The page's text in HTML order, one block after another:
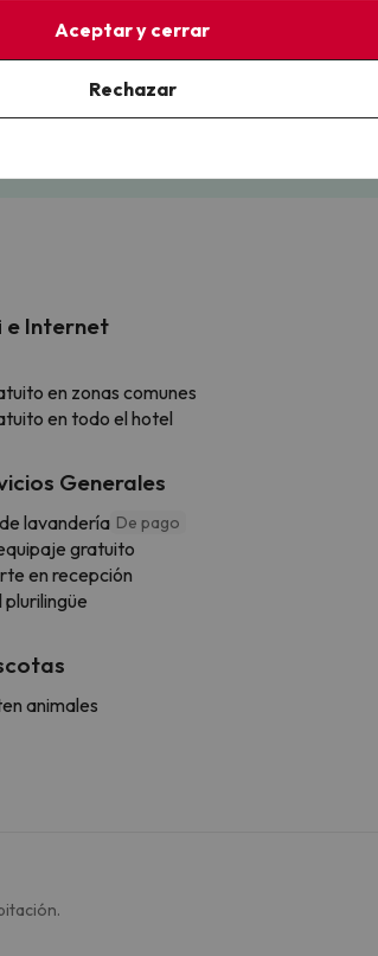
con total
Paga a tu ritmo
Fracciona o financia tu viaje.
e Internet
en zonas comunes
en todo el hotel
Generales
lavandería De pago
gratuito
en recepción
plurilingüe
animales
Aceptar y cerrar
Rechazar